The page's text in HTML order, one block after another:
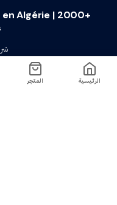
en Algérie | 2000+
سياسة
الرئيسية المتجر